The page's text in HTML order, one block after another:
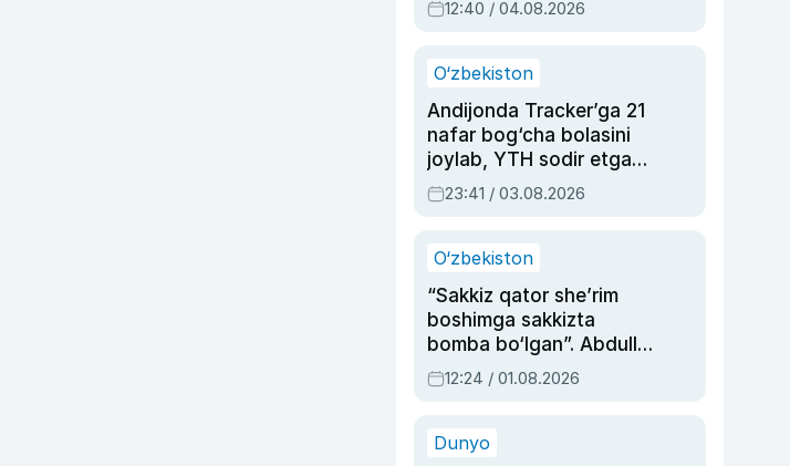
olmay qolishidan xavotir
12:40 / 04.08.2026
O‘zbekiston
Andijonda Tracker’ga 21
nafar bog‘cha bolasini
joylab, YTH sodir etgan
ayolga sud hukmi o‘qildi
23:41 / 03.08.2026
O‘zbekiston
“Sakkiz qator she’rim
boshimga sakkizta
bomba bo‘lgan”. Abdulla
Oripovni siyosiy
ayblovlardan asrab
12:24 / 01.08.2026
Dunyo